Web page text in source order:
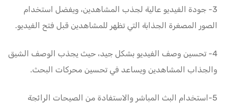
3- جودة الفيديو عالية لجذب المشاهدين، ويفضل استخدام
الصور المصغرة الجذابة التي تظهر للمشاهدين قبل فتح الفيديو.
4- تحسين وصف الفيديو بشكل جيد، حيث يجذب الوصف الشيق
والجذاب المشاهدين ويساعد في تحسين محركات البحث.
5-استخدام البث المباشر والاستفادة من الصيحات الرائجة